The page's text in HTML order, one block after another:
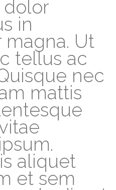
in
Ut
tellus ac
nec
mattis
aliquet
et sem